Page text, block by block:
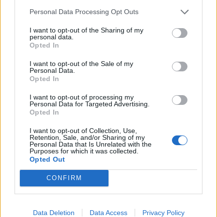
Personal Data Processing Opt Outs
I want to opt-out of the Sharing of my
personal data.
Opted In
I want to opt-out of the Sale of my
Personal Data.
Opted In
I want to opt-out of processing my
Personal Data for Targeted Advertising.
Opted In
I want to opt-out of Collection, Use,
Retention, Sale, and/or Sharing of my
Personal Data that Is Unrelated with the
Purposes for which it was collected.
Opted Out
CONFIRM
Data Deletion Data Access Privacy Policy
EM-kisojen kulisseissa pelataan
kovaa peliä – Serbia on uhannut
vetäytyä turnauksesta
Ilmainen Copa América -
LIITTYVÄT ARTIKKELIT LISÄÄ TEKIJÄLTÄ
todellinen jalkapallokommentaattorin
analyysi
näin katsot ottelun
Jalkapallon U21 EM-kisat 2025 – tässä